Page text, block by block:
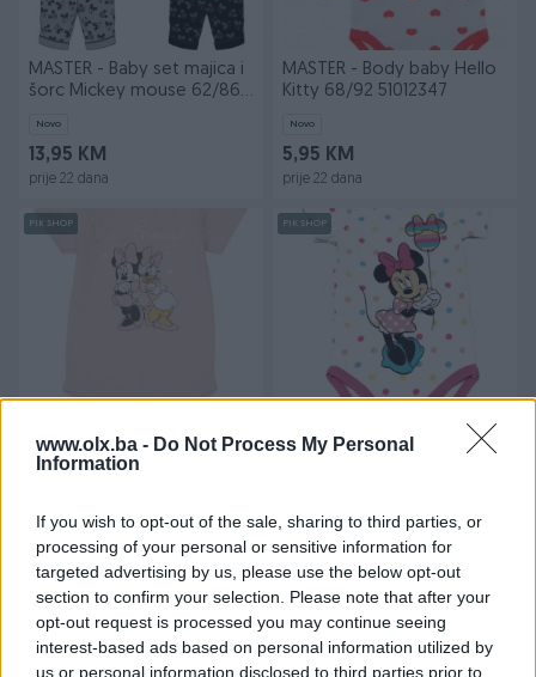
www.olx.ba - Do Not Process My Personal
Information
If you wish to opt-out of the sale, sharing to third parties, or
processing of your personal or sensitive information for
targeted advertising by us, please use the below opt-out
section to confirm your selection. Please note that after your
opt-out request is processed you may continue seeing
interest-based ads based on personal information utilized by
us or personal information disclosed to third parties prior to
MASTER - Baby set majica i
šorc Mickey mouse 62/86
Novo
13,95 KM
prije 22 dana
MASTER - Body baby Hello
Kitty 68/92 51012347
Novo
5,95 KM
prije 22 dana
PIK SHOP
mouse 68/92 5101A116
Novo
prije 22 dana
PIK SHOP
MASTER - Body baby Minnie
mouse 68/92 51011245
prije 22 dana
PIK SHOP PIK SHOP